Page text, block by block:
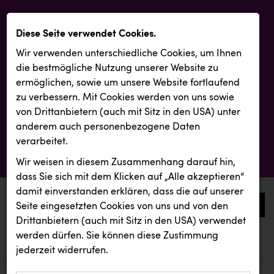
0
aktuelle aussendungen
aktuelle aussendungen
Diese Seite verwendet Cookies.
Wir verwenden unterschiedliche Cookies, um Ihnen
die best­mögliche Nutzung unserer Website zu
ermöglichen, sowie um unsere Website fortlaufend
zu verbessern. Mit Cookies werden von uns sowie
von Drittanbietern (auch mit Sitz in den USA) unter
anderem auch personenbezogene Daten
verarbeitet.
Wir weisen in diesem Zusammenhang darauf hin,
dass Sie sich mit dem Klicken auf „Alle akzeptieren“
damit ein­ver­standen erklären, dass die auf unserer
Seite eingesetzten Cookies von uns und von den
Drittanbietern (auch mit Sitz in den USA) verwendet
werden dürfen. Sie können diese Zustimmung
jederzeit widerrufen.